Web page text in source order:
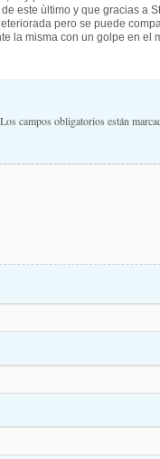
este ùltimo y que gracias a
pero se puede
la misma con un golpe en el
Los campos obligatorios están